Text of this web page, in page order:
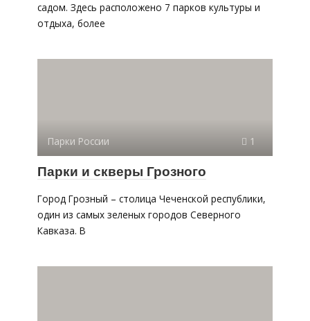
садом. Здесь расположено 7 парков культуры и
отдыха, более
Парки России 1
Парки и скверы Грозного
Город Грозный – столица Чеченской республики,
один из самых зеленых городов Северного
Кавказа. В